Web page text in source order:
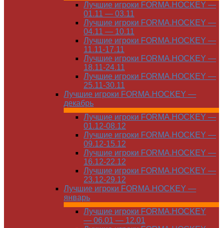
Лучшие игроки FORMA.HOCKEY —
01.11 — 03.11
Лучшие игроки FORMA.HOCKEY —
04.11 — 10.11
Лучшие игроки FORMA.HOCKEY —
11.11-17.11
Лучшие игроки FORMA.HOCKEY —
18.11-24.11
Лучшие игроки FORMA.HOCKEY —
25.11-30.11
Лучшие игроки FORMA.HOCKEY —
декабрь
Лучшие игроки FORMA.HOCKEY —
01.12-08.12
Лучшие игроки FORMA.HOCKEY —
09.12-15.12
Лучшие игроки FORMA.HOCKEY —
16.12-22.12
Лучшие игроки FORMA.HOCKEY —
23.12-29.12
Лучшие игроки FORMA.HOCKEY —
январь
Лучшие игроки FORMA.HOCKEY
— 06.01 — 12.01